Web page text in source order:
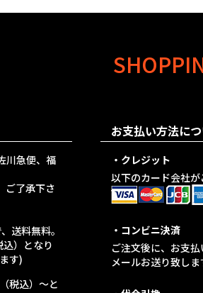
川急便、福
ご了承下さ
送料無料。
）となり
す)
税込）～と
お支払い方法に
・クレジット
以下のカード会社が
・コンビニ決済
ご注文後に、お支
メールお送り致しま